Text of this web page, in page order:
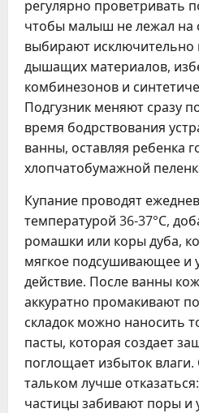
регулярно проветривать
чтобы малыш не лежал на
выбирают исключительно
дышащих материалов,
комбинезонов и
Подгузник меняют сразу
время бодрствования
ванны, оставляя ребенка
хлопчатобумажной
Купание проводят
температурой 36-37°С,
ромашки или коры дуба,
мягкое подсушивающее и
действие. После ванны
аккуратно промакивают
складок можно наносить
пасты, которая создает
поглощает избыток
тальком лучше
частицы забивают поры и